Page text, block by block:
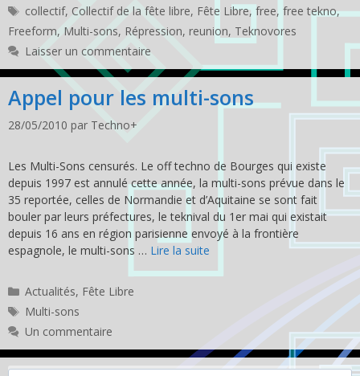
Étiquettes
collectif, Collectif de la fête libre, Fête Libre,free,free tekno,
Freeform, Multi-sons, Répression, reunion, Teknovores
Laisser un commentaire
Appel pour les multi-sons
28/05/2010 par Techno+
Les Multi-Sons censurés. Le off techno de Bourges qui existe
depuis 1997 est annulé cette année, la multi-sons prévue dans le
35 reportée, celles de Normandie et d’Aquitaine se sont fait
bouler par leurs préfectures, le teknival du 1er mai qui existait
depuis 16 ans en région parisienne envoyé à la frontière
espagnole, le multi-sons … Lire la suite
Catégories
Actualités, Fête Libre
Étiquettes
Multi-sons
Un commentaire